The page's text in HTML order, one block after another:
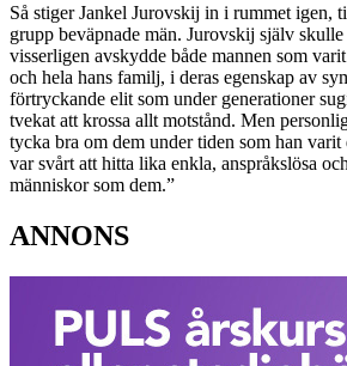
Så stiger Jankel Jurovskij in i rummet igen,
grupp beväpnade män. Jurovskij själv
visserligen avskydde både mannen som
och hela hans familj, i deras egenskap av
förtryckande elit som under generationer
tvekat att krossa allt motstånd. Men
tycka bra om dem under tiden som han varit
var svårt att hitta lika enkla, anspråkslösa
människor som dem.”
ANNONS